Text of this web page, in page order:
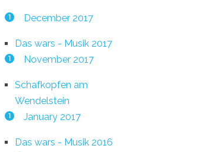
1 December 2017
Das wars - Musik 2017
1 November 2017
Schafkopfen am
Wendelstein
1 January 2017
Das wars - Musik 2016